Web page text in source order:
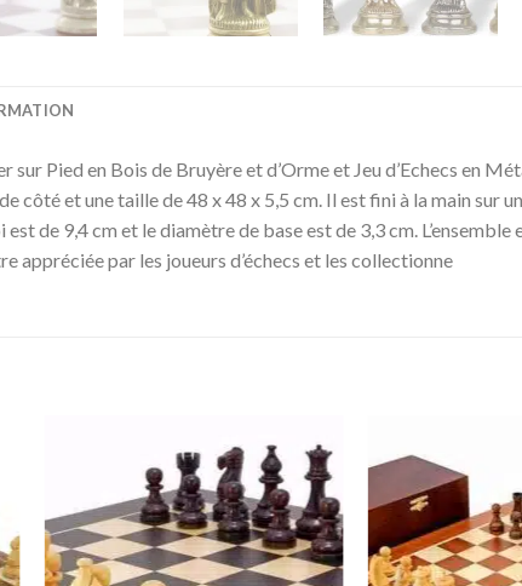
sur Pied en Bois de Bruyère et d’Orme et Jeu d’Echecs en
côté et une taille de 48 x 48 x 5,5 cm. Il est fini à la main
est de 9,4 cm et le diamètre de base est de 3,3 cm.
appréciée par les joueurs d’échecs et les collectionne